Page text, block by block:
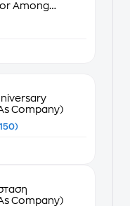
Among
Company)
Company)